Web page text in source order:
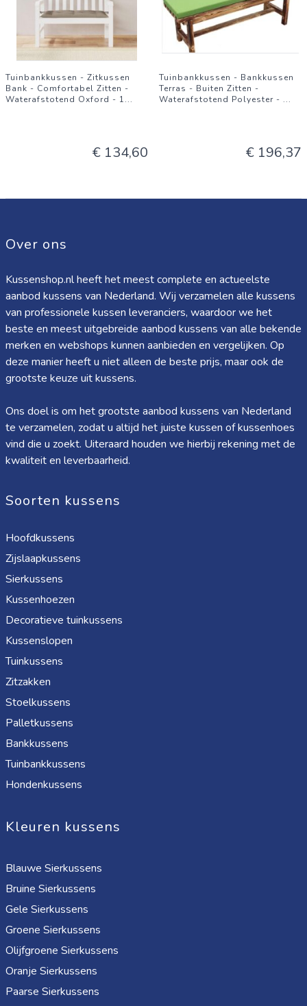
Tuinbankkussen - Zitkussen
Bank - Comfortabel Zitten -
Waterafstotend Oxford - 1...
€ 134,60
Tuinbankkussen - Bankkussen
Terras - Buiten Zitten -
Waterafstotend Polyester - ...
€ 196,37
Over ons
Kussenshop.nl heeft het meest complete en actueelste
aanbod kussens van Nederland. Wij verzamelen alle kussens
van professionele kussen leveranciers, waardoor we het
beste en meest uitgebreide aanbod kussens van alle bekende
merken en webshops kunnen aanbieden en vergelijken. Op
deze manier heeft u niet alleen de beste prijs, maar ook de
grootste keuze uit kussens.
Ons doel is om het grootste aanbod kussens van Nederland
te verzamelen, zodat u altijd het juiste kussen of kussenhoes
vind die u zoekt. Uiteraard houden we hierbij rekening met de
kwaliteit en leverbaarheid.
Soorten kussens
Hoofdkussens
Zijslaapkussens
Sierkussens
Kussenhoezen
Decoratieve tuinkussens
Kussenslopen
Tuinkussens
Zitzakken
Stoelkussens
Palletkussens
Bankkussens
Tuinbankkussens
Hondenkussens
Kleuren kussens
Blauwe Sierkussens
Bruine Sierkussens
Gele Sierkussens
Groene Sierkussens
Olijfgroene Sierkussens
Oranje Sierkussens
Paarse Sierkussens